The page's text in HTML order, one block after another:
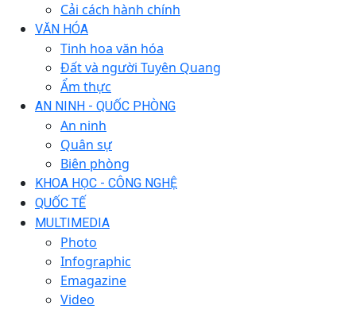
Cải cách hành chính
VĂN HÓA
Tinh hoa văn hóa
Đất và người Tuyên Quang
Ẩm thực
AN NINH - QUỐC PHÒNG
An ninh
Quân sự
Biên phòng
KHOA HỌC - CÔNG NGHỆ
QUỐC TẾ
MULTIMEDIA
Photo
Infographic
Emagazine
Video